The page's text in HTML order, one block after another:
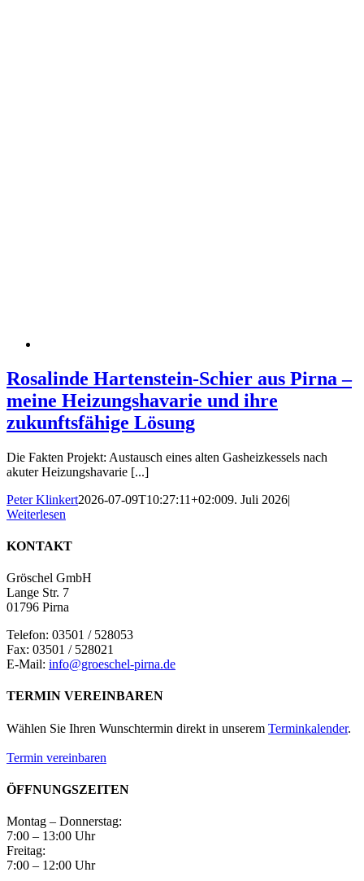
Rosalinde Hartenstein-Schier aus Pirna –
meine Heizungshavarie und ihre
zukunftsfähige Lösung
Die Fakten Projekt: Austausch eines alten Gasheizkessels nach
akuter Heizungshavarie [...]
Peter Klinkert2026-07-09T10:27:11+02:009. Juli 2026|
Weiterlesen
KONTAKT
Gröschel GmbH
Lange Str. 7
01796 Pirna
Telefon: 03501 / 528053
Fax: 03501 / 528021
E-Mail: info@groeschel-pirna.de
TERMIN VEREINBAREN
Wählen Sie Ihren Wunschtermin direkt in unserem Terminkalender.
Termin vereinbaren
ÖFFNUNGSZEITEN
Montag – Donnerstag:
7:00 – 13:00 Uhr
Freitag:
7:00 – 12:00 Uhr